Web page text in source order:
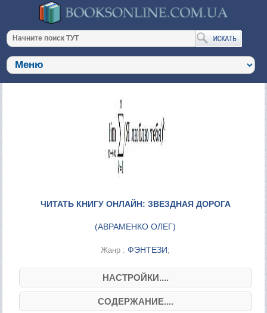
ЧИТАТЬ КНИГУ ОНЛАЙН: ЗВЕЗДНАЯ ДОРОГА
(АВРАМЕНКО ОЛЕГ)
Жанр :ФЭНТЕЗИ;
НАСТРОЙКИ....
СОДЕРЖАНИЕ....